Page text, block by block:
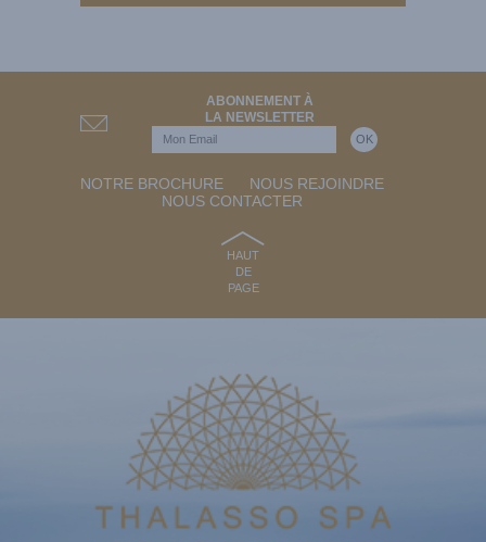
ABONNEMENT À
LA NEWSLETTER
NOTRE BROCHURE
NOUS REJOINDRE
NOUS CONTACTER
HAUT
DE
PAGE